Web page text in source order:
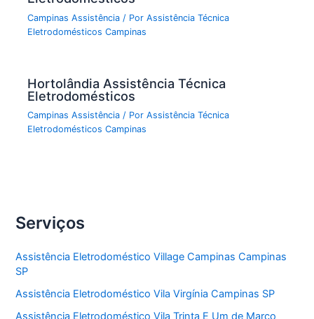
Campinas Assistência / PorAssistência Técnica
Eletrodomésticos Campinas
Hortolândia Assistência Técnica
Eletrodomésticos
Campinas Assistência / PorAssistência Técnica
Eletrodomésticos Campinas
Serviços
Assistência Eletrodoméstico Village Campinas Campinas
SP
Assistência Eletrodoméstico Vila Virgínia Campinas SP
Assistência Eletrodoméstico Vila Trinta E Um de Marco